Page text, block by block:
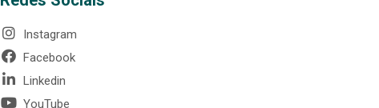
Instagram
Facebook
Linkedin
YouTube